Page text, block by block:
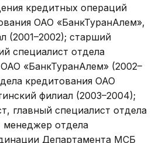
кредитных операций
ОАО «БанкТуранАлем»,
(2001–2002); старший
специалист отдела
«БанкТуранАлем» (2002–
кредитования ОАО
филиал (2003–2004);
главный специалист отдела
отдела
Департамента МСБ